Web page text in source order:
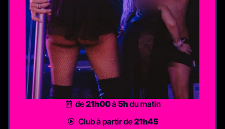
de21h00à5hdu matin
Club à partir de21h45